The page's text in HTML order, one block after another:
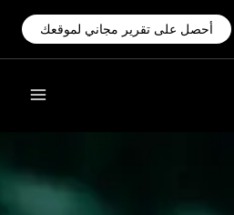
أحصل على تقرير مجاني لموقعك